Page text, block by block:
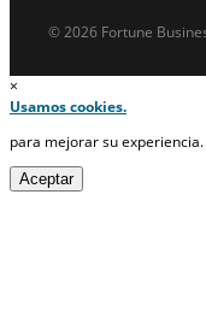
© 2026 Fortune
×
Usamos cookies.
para mejorar su experiencia.
Aceptar